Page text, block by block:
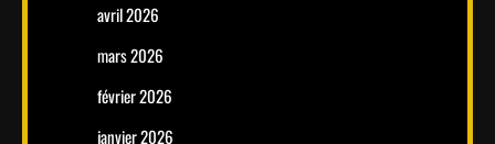
avril 2026
mars 2026
février 2026
janvier 2026